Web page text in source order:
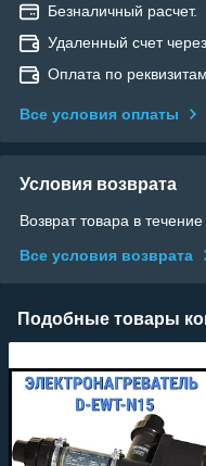
Безналичный расчет.
Удаленный счет
Оплата по реквизитам
Все условия оплаты
Условия возврата
Возврат товара в
Все условия возврата
Подобные товары